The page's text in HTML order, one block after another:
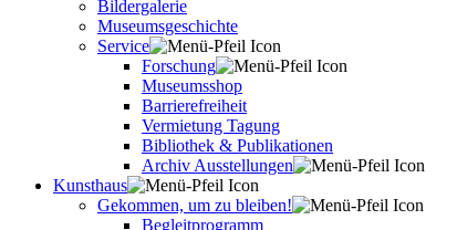
Bildergalerie
Museumsgeschichte
Service
Forschung
Museumsshop
Barrierefreiheit
Vermietung Tagung
Bibliothek & Publikationen
Archiv Ausstellungen
Kunsthaus
Gekommen, um zu bleiben!
Begleitprogramm